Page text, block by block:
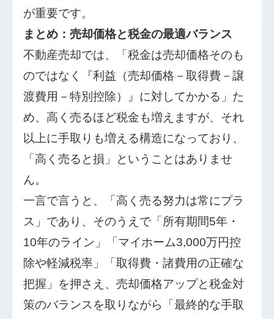
が重要です。
まとめ：売却価格と税金の最適バランス
不動産売却では、「税金は売却価格そのも
のではなく『利益（売却価格－取得費－譲
渡費用－特別控除）』に対してかかる」た
め、高く売るほど税金も増えますが、それ
以上に手取りも増える構造になっており、
「高く売ると損」ということはありませ
ん。
一言で言うと、「高く売る努力は常にプラ
ス」であり、そのうえで「所有期間5年・
10年のライン」「マイホーム3,000万円控
除や軽減税率」「取得費・諸費用の正確な
把握」を押さえ、売却価格アップと税金対
策のバランスを取りながら「最終的な手取